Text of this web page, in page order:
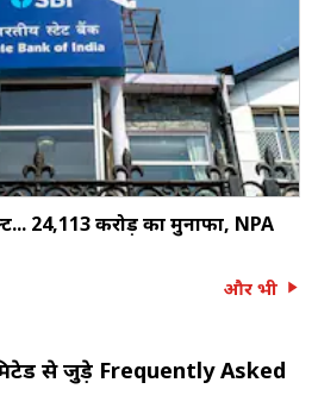
₹24,113 करोड़ का मुनाफा, NPA
और भी
से जुड़े Frequently Asked